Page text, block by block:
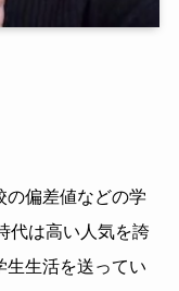
の偏差値などの学
代は高い人気を誇
生生活を送ってい